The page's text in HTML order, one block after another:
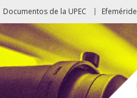
Documentos de la UPEC